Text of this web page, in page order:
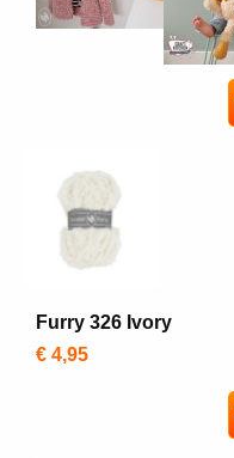
Furry 326 Ivory
€ 4,95